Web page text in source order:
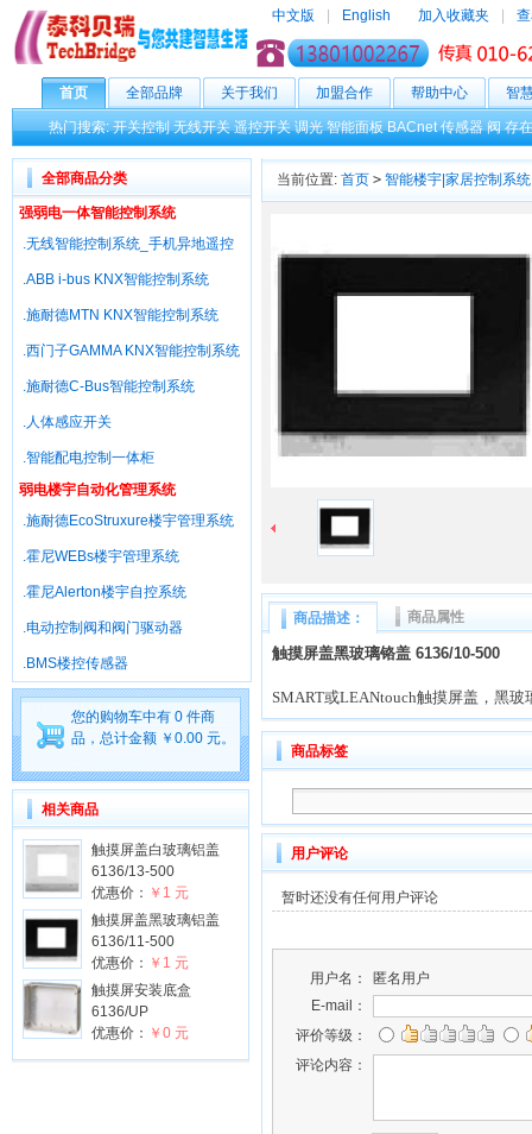
中文版 English 加入收藏夹
首页 全部品牌 关于我们 加盟合作 帮助中心 智
热门搜索:开关控制 无线开关 遥控开关 调光 智能面板 BACnet 传感器 阀 存
全部商品分类
强弱电一体智能控制系统
.无线智能控制系统_手机异地遥控
.ABB i-bus KNX智能控制系统
.施耐德MTN KNX智能控制系统
.西门子GAMMA KNX智能控制系统
.施耐德C-Bus智能控制系统
.人体感应开关
.智能配电控制一体柜
弱电楼宇自动化管理系统
.施耐德EcoStruxure楼宇管理系统
.霍尼WEBs楼宇管理系统
.霍尼Alerton楼宇自控系统
.电动控制阀和阀门驱动器
.BMS楼控传感器
您的购物车中有 0 件商
品，总计金额 ￥0.00 元。
相关商品
触摸屏盖白玻璃铝盖
6136/13-500
优惠价： ￥1 元
触摸屏盖黑玻璃铝盖
6136/11-500
优惠价： ￥1 元
触摸屏安装底盒
6136/UP
优惠价： ￥0 元
当前位置: 首页 > 智能楼宇|家居控制系统
商品描述： 商品属性
触摸屏盖黑玻璃铬盖 6136/10-500
SMART或LEANtouch触摸屏盖，黑玻
商品标签
用户评论
暂时还没有任何用户评论
用户名：
匿名用户
E-mail：
评价等级：
评论内容：